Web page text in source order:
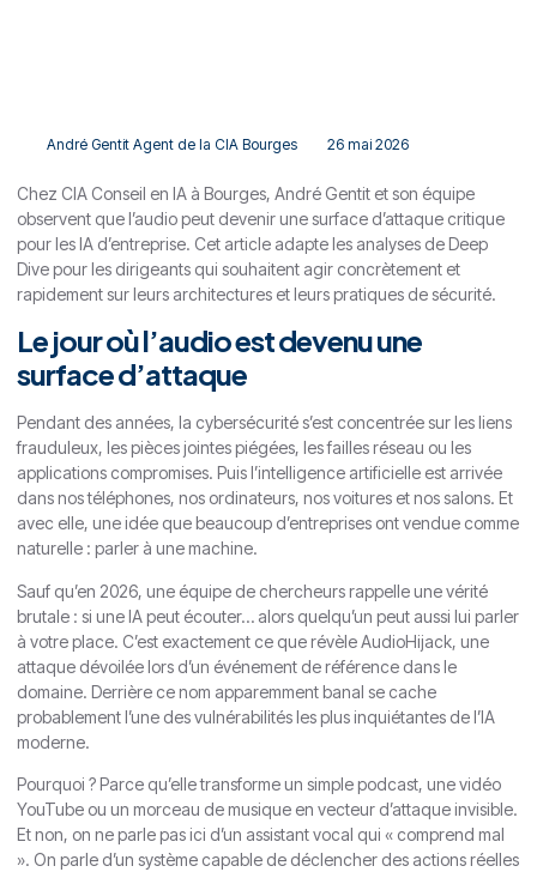
André Gentit Agent de la CIA Bourges 26 mai 2026
Chez CIA Conseil en IA à Bourges, André Gentit et son équipe
observent que l’audio peut devenir une surface d’attaque critique
pour les IA d’entreprise. Cet article adapte les analyses de Deep
Dive pour les dirigeants qui souhaitent agir concrètement et
rapidement sur leurs architectures et leurs pratiques de sécurité.
Le jour où l’audio est devenu une
surface d’attaque
Pendant des années, la cybersécurité s’est concentrée sur les liens
frauduleux, les pièces jointes piégées, les failles réseau ou les
applications compromises. Puis l’intelligence artificielle est arrivée
dans nos téléphones, nos ordinateurs, nos voitures et nos salons. Et
avec elle, une idée que beaucoup d’entreprises ont vendue comme
naturelle : parler à une machine.
Sauf qu’en 2026, une équipe de chercheurs rappelle une vérité
brutale : si une IA peut écouter… alors quelqu’un peut aussi lui parler
à votre place. C’est exactement ce que révèle AudioHijack, une
attaque dévoilée lors d’un événement de référence dans le
domaine. Derrière ce nom apparemment banal se cache
probablement l’une des vulnérabilités les plus inquiétantes de l’IA
moderne.
Pourquoi ? Parce qu’elle transforme un simple podcast, une vidéo
YouTube ou un morceau de musique en vecteur d’attaque invisible.
Et non, on ne parle pas ici d’un assistant vocal qui « comprend mal
». On parle d’un système capable de déclencher des actions réelles